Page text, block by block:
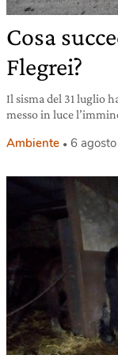
Cosa
Flegrei?
Il sisma del 31 luglio
messo in luce
Ambiente 6